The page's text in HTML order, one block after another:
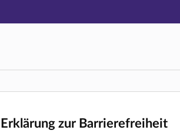
Erklärung zur Barrierefreiheit